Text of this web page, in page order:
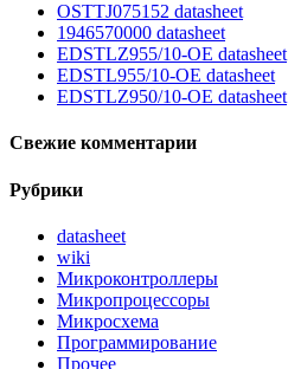
OSTTJ075152 datasheet
1946570000 datasheet
EDSTLZ955/10-OE datasheet
EDSTL955/10-OE datasheet
EDSTLZ950/10-OE datasheet
Свежие комментарии
Рубрики
datasheet
wiki
Микроконтроллеры
Микропроцессоры
Микросхема
Программирование
Прочее